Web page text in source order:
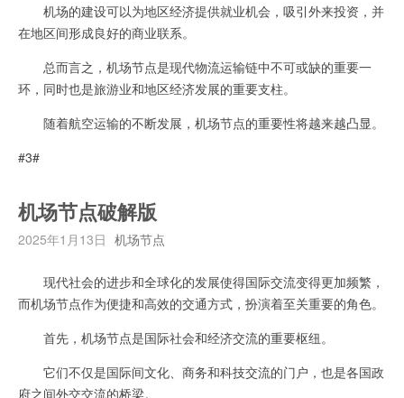
机场的建设可以为地区经济提供就业机会，吸引外来投资，并
在地区间形成良好的商业联系。
总而言之，机场节点是现代物流运输链中不可或缺的重要一
环，同时也是旅游业和地区经济发展的重要支柱。
随着航空运输的不断发展，机场节点的重要性将越来越凸显。
#3#
机场节点破解版
2025年1月13日 机场节点
现代社会的进步和全球化的发展使得国际交流变得更加频繁，
而机场节点作为便捷和高效的交通方式，扮演着至关重要的角色。
首先，机场节点是国际社会和经济交流的重要枢纽。
它们不仅是国际间文化、商务和科技交流的门户，也是各国政
府之间外交交流的桥梁。